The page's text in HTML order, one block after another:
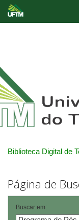
Biblioteca Digital de
Página de
Buscar em: